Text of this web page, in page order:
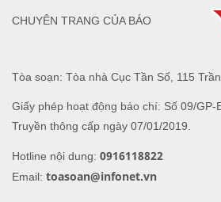
Tòa soạn: Tòa nhà Cục Tần Số, 115
Giấy phép hoạt động báo chí: Số 09/GP-
Truyền thông cấp ngày 07/01/2019.
Hotline nội dung: 0916118822
Email: toasoan@infonet.vn
CHUYÊN TRANG CỦA BÁO